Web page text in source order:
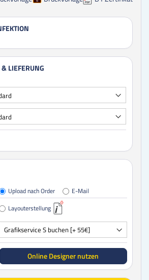
LIEFERUNG
Upload nach Order
E-Mail
Layouterstellung
Online Designer nutzen